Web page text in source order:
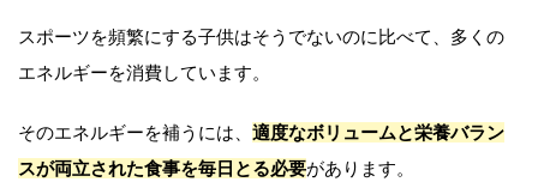
スポーツを頻繁にする子供はそうでないのに比べて、多くの
エネルギーを消費しています。
そのエネルギーを補うには、 適度なボリュームと栄養バラン
スが両立された食事を毎日とる必要があります。